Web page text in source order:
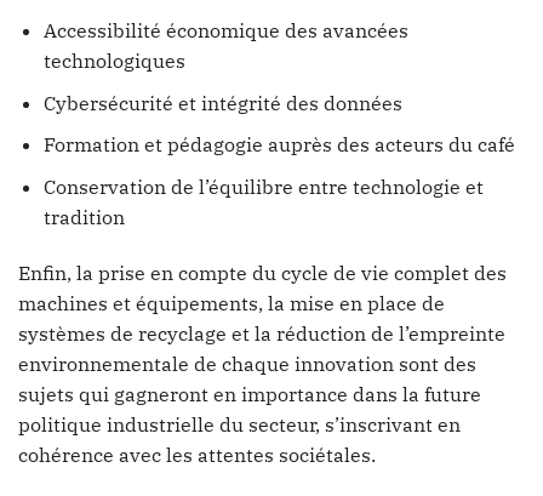
Accessibilité économique des avancées
technologiques
Cybersécurité et intégrité des données
Formation et pédagogie auprès des acteurs du café
Conservation de l’équilibre entre technologie et
tradition
Enfin, la prise en compte du cycle de vie complet des
machines et équipements, la mise en place de
systèmes de recyclage et la réduction de l’empreinte
environnementale de chaque innovation sont des
sujets qui gagneront en importance dans la future
politique industrielle du secteur, s’inscrivant en
cohérence avec les attentes sociétales.